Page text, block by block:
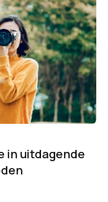
in uitdagende